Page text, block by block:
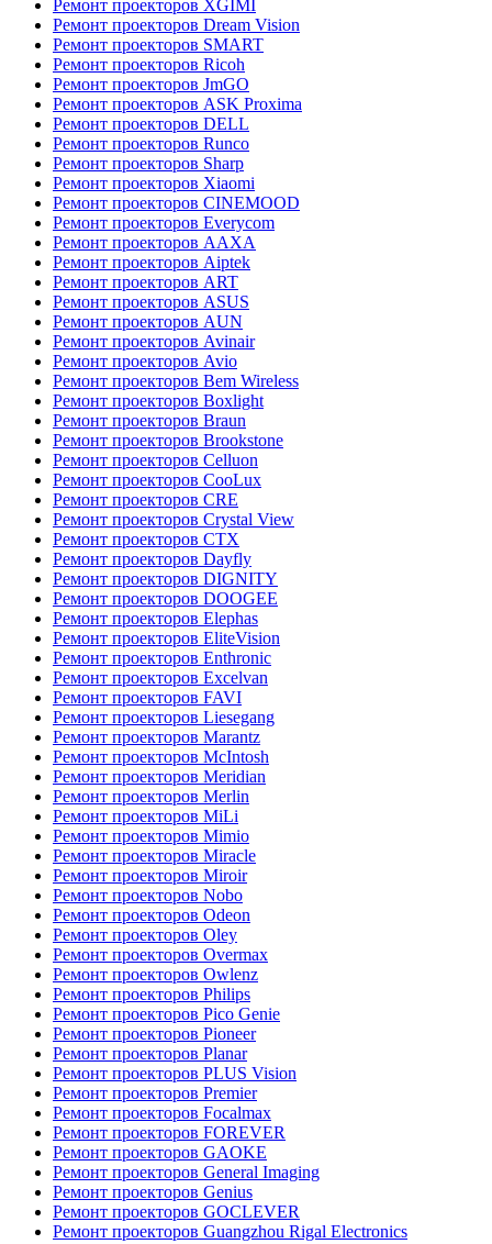
Ремонт проекторов XGIMI
Ремонт проекторов Dream Vision
Ремонт проекторов SMART
Ремонт проекторов Ricoh
Ремонт проекторов JmGO
Ремонт проекторов ASK Proxima
Ремонт проекторов DELL
Ремонт проекторов Runco
Ремонт проекторов Sharp
Ремонт проекторов Xiaomi
Ремонт проекторов CINEMOOD
Ремонт проекторов Everycom
Ремонт проекторов AAXA
Ремонт проекторов Aiptek
Ремонт проекторов ART
Ремонт проекторов ASUS
Ремонт проекторов AUN
Ремонт проекторов Avinair
Ремонт проекторов Avio
Ремонт проекторов Bem Wireless
Ремонт проекторов Boxlight
Ремонт проекторов Braun
Ремонт проекторов Brookstone
Ремонт проекторов Celluon
Ремонт проекторов CooLux
Ремонт проекторов CRE
Ремонт проекторов Crystal View
Ремонт проекторов CTX
Ремонт проекторов Dayfly
Ремонт проекторов DIGNITY
Ремонт проекторов DOOGEE
Ремонт проекторов Elephas
Ремонт проекторов EliteVision
Ремонт проекторов Enthronic
Ремонт проекторов Excelvan
Ремонт проекторов FAVI
Ремонт проекторов Liesegang
Ремонт проекторов Marantz
Ремонт проекторов McIntosh
Ремонт проекторов Meridian
Ремонт проекторов Merlin
Ремонт проекторов MiLi
Ремонт проекторов Mimio
Ремонт проекторов Miracle
Ремонт проекторов Miroir
Ремонт проекторов Nobo
Ремонт проекторов Odeon
Ремонт проекторов Oley
Ремонт проекторов Overmax
Ремонт проекторов Owlenz
Ремонт проекторов Philips
Ремонт проекторов Pico Genie
Ремонт проекторов Pioneer
Ремонт проекторов Planar
Ремонт проекторов PLUS Vision
Ремонт проекторов Premier
Ремонт проекторов Focalmax
Ремонт проекторов FOREVER
Ремонт проекторов GAOKE
Ремонт проекторов General Imaging
Ремонт проекторов Genius
Ремонт проекторов GOCLEVER
Ремонт проекторов Guangzhou Rigal Electronics